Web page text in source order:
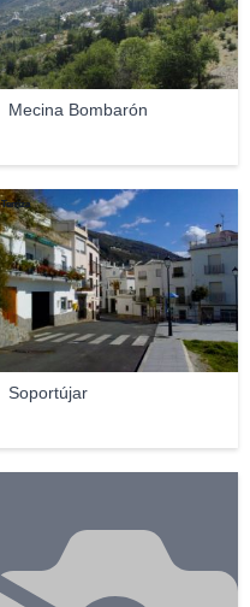
Mecina Bombarón
Soportújar
Terriza